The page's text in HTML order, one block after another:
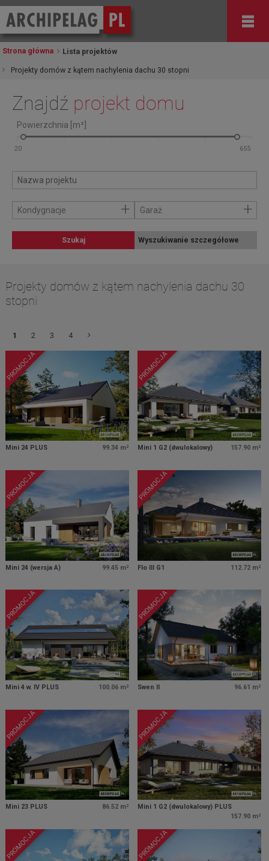
Strona główna Lista projektów
Projekty domów z kątem nachylenia dachu 30 stopni
Znajdź projekt domu
Powierzchnia [m²]
Kondygnacje + Garaż +
Szukaj Wyszukiwanie szczegółowe
Projekty domów z kątem nachylenia dachu 30
stopni
1 2 3 4
PROMOCJA
Mini 24 PLUS 99.34 m²
PROMOCJA
Mini 1 G2 (dwulokalowy) 157.90 m²
PROMOCJA
Mini 24 (wersja A) 99.45 m²
PROMOCJA
Flo III G1 112.72 m²
PROMOCJA
Mini 4 w. IV PLUS 100.06 m²
PROMOCJA
Swen II 96.61 m²
PROMOCJA
Mini 23 PLUS 86.52 m²
PROMOCJA
Mini 1 G2 (dwulokalowy) PLUS
157.90 m²
PROMOCJA PROMOCJA